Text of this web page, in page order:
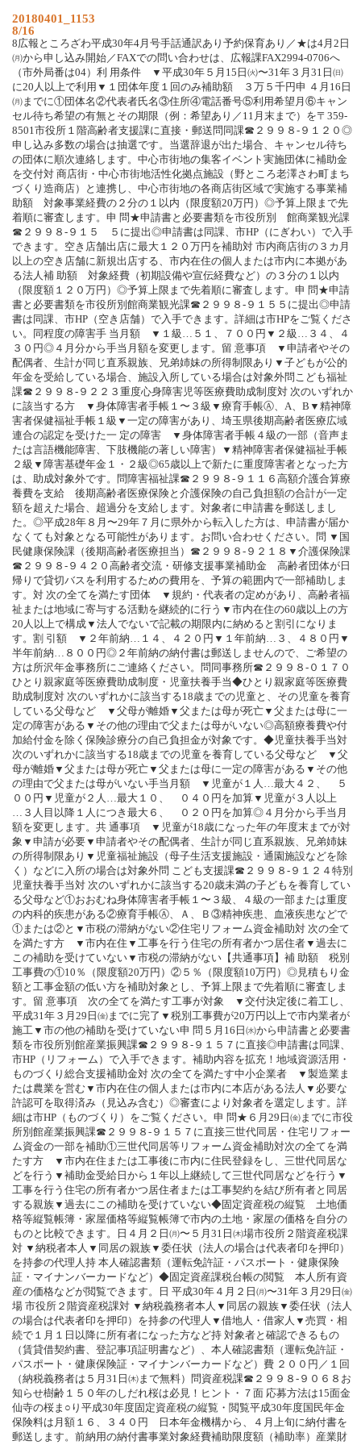
20180401_1153
8/16
8広報ところざわ平成30年4月号手話通訳あり予約保育あり／★は4月2日
㈪から申し込み開始／FAXでの問い合わせは、広報課FAX2994-0706へ
（市外局番は04）利 用条件 ▼平成30年５月15日㈫〜31年３月31日㈰
に20人以上で利用▼１団体年度１回のみ補助額 ３万５千円申 ４月16日
㈪までに①団体名②代表者氏名③住所④電話番号⑤利用希望月⑥キャン
セル待ち希望の有無とその期限（例：希望あり／11月末まで）を〒359-
8501市役所１階高齢者支援課に直接・郵送問同課☎２９９８‐９１２０◎
申し込み多数の場合は抽選です。当選辞退が出た場合、キャンセル待ち
の団体に順次連絡します。中心市街地の集客イベント実施団体に補助金
を交付対 商店街・中心市街地活性化拠点施設（野ところ老澤さわ町まち
づくり造商店）と連携し、中心市街地の各商店街区域で実施する事業補
助額 対象事業経費の２分の１以内（限度額20万円）◎予算上限まで先
着順に審査します。申 問★申請書と必要書類を市役所別 館商業観光課
☎２９９８‐９１５ ５に提出◎申請書は同課、市HP（にぎわい）で入手
できます。空き店舗出店に最大１２０万円を補助対 市内商店街の３カ月
以上の空き店舗に新規出店する、市内在住の個人または市内に本拠があ
る法人補 助額 対象経費（初期設備や宣伝経費など）の３分の１以内
（限度額１２０万円）◎予算上限まで先着順に審査します。申 問★申請
書と必要書類を市役所別館商業観光課☎２９９８‐９１５５に提出◎申請
書は同課、市HP（空き店舗）で入手できます。詳細は市HPをご覧くださ
い。同程度の障害手 当月額 ▼１級…５１、７００円▼２級…３４、４
３０円◎４月分から手当月額を変更します。留 意事項 ▼申請者やその
配偶者、生計が同じ直系親族、兄弟姉妹の所得制限あり▼子どもが公的
年金を受給している場合、施設入所している場合は対象外問こども福祉
課☎２９９８‐９２２３重度心身障害児等医療費助成制度対 次のいずれか
に該当する方 ▼身体障害者手帳１〜３級▼療育手帳Ⓐ、A、B▼精神障
害者保健福祉手帳１級▼一定の障害があり、埼玉県後期高齢者医療広域
連合の認定を受けた一 定の障害 ▼身体障害者手帳４級の一部（音声ま
たは言語機能障害、下肢機能の著しい障害）▼精神障害者保健福祉手帳
２級▼障害基礎年金１・２級◎65歳以上で新たに重度障害者となった方
は、助成対象外です。問障害福祉課☎２９９８‐９１１６高額介護合算療
養費を支給 後期高齢者医療保険と介護保険の自己負担額の合計が一定
額を超えた場合、超過分を支給します。対象者に申請書を郵送しまし
た。◎平成28年８月〜29年７月に県外から転入した方は、申請書が届か
なくても対象となる可能性があります。お問い合わせください。問 ▼国
民健康保険課（後期高齢者医療担当）☎２９９８‐９２１８▼介護保険課
☎２９９８‐９４２０高齢者交流・研修支援事業補助金 高齢者団体が日
帰りで貸切バスを利用するための費用を、予算の範囲内で一部補助しま
す。対 次の全てを満たす団体 ▼規約・代表者の定めがあり、高齢者福
祉または地域に寄与する活動を継続的に行う▼市内在住の60歳以上の方
20人以上で構成▼法人でないで記載の期限内に納めると割引になりま
す。割 引額 ▼２年前納…１４、４２０円▼１年前納…３、４８０円▼
半年前納…８００円◎２年前納の納付書は郵送しませんので、ご希望の
方は所沢年金事務所にご連絡ください。問同事務所☎２９９８‐０１７０
ひとり親家庭等医療費助成制度・児童扶養手当◆ひとり親家庭等医療費
助成制度対 次のいずれかに該当する18歳までの児童と、その児童を養育
している父母など ▼父母が離婚▼父または母が死亡▼父または母に一
定の障害がある▼その他の理由で父または母がいない◎高額療養費や付
加給付金を除く保険診療分の自己負担金が対象です。◆児童扶養手当対
次のいずれかに該当する18歳までの児童を養育している父母など ▼父
母が離婚▼父または母が死亡▼父または母に一定の障害がある▼その他
の理由で父または母がいない手当月額 ▼児童が１人…最大４２、 ５
００円▼児童が２人…最大１０、 ０４０円を加算▼児童が３人以上
…３人目以降１人につき最大６、 ０２０円を加算◎４月分から手当月
額を変更します。共 通事項 ▼児童が18歳になった年の年度末までが対
象▼申請が必要▼申請者やその配偶者、生計が同じ直系親族、兄弟姉妹
の所得制限あり▼児童福祉施設（母子生活支援施設・通園施設などを除
く）などに入所の場合は対象外問 こども支援課☎２９９８‐９１２４特別
児童扶養手当対 次のいずれかに該当する20歳未満の子どもを養育してい
る父母など①おおむね身体障害者手帳１〜３級、４級の一部または重度
の内科的疾患がある②療育手帳Ⓐ、Ａ、Ｂ③精神疾患、血液疾患などで
①または②と▼市税の滞納がない②住宅リフォーム資金補助対 次の全て
を満たす方 ▼市内在住▼工事を行う住宅の所有者かつ居住者▼過去に
この補助を受けていない▼市税の滞納がない【共通事項】補 助額 税別
工事費の①10％（限度額20万円）②５％（限度額10万円）◎見積もり金
額と工事金額の低い方を補助対象とし、予算上限まで先着順に審査しま
す。留 意事項 次の全てを満たす工事が対象 ▼交付決定後に着工し、
平成31年３月29日㈮までに完了▼税別工事費が20万円以上で市内業者が
施工▼市の他の補助を受けていない申 問５月16日㈬から申請書と必要書
類を市役所別館産業振興課☎２９９８‐９１５７に直接◎申請書は同課、
市HP（リフォーム）で入手できます。補助内容を拡充！地域資源活用・
ものづくり総合支援補助金対 次の全てを満たす中小企業者 ▼製造業ま
たは農業を営む▼市内在住の個人または市内に本店がある法人▼必要な
許認可を取得済み（見込み含む）◎審査により対象者を選定します。詳
細は市HP（ものづくり）をご覧ください。申 問★６月29日㈮までに市役
所別館産業振興課☎２９９８‐９１５７に直接三世代同居・住宅リフォー
ム資金の一部を補助①三世代同居等リフォーム資金補助対次の全てを満
たす方 ▼市内在住または工事後に市内に住民登録をし、三世代同居な
どを行う▼補助金受給日から１年以上継続して三世代同居などを行う▼
工事を行う住宅の所有者かつ居住者または工事契約を結び所有者と同居
する親族▼過去にこの補助を受けていない◆固定資産税の縦覧 土地価
格等縦覧帳簿・家屋価格等縦覧帳簿で市内の土地・家屋の価格を自分の
ものと比較できます。日４月２日㈪〜５月31日㈭場市役所２階資産税課
対 ▼納税者本人▼同居の親族▼委任状（法人の場合は代表者印を押印）
を持参の代理人持 本人確認書類（運転免許証・パスポート・健康保険
証・マイナンバーカードなど）◆固定資産課税台帳の閲覧 本人所有資
産の価格などが閲覧できます。日 平成30年４月２日㈪〜31年３月29日㈮
場 市役所２階資産税課対 ▼納税義務者本人▼同居の親族▼委任状（法人
の場合は代表者印を押印）を持参の代理人▼借地人・借家人▼売買・相
続で１月１日以降に所有者になった方など持 対象者と確認できるもの
（賃貸借契約書、登記事項証明書など）、本人確認書類（運転免許証・
パスポート・健康保険証・マイナンバーカードなど）費 ２００円／１回
（納税義務者は５月31日㈭まで無料）問資産税課☎２９９８‐９０６８お
知らせ樹齢１５０年のしだれ桜は必見！ヒント・７面 応募方法は15面金
仙寺の桜ま○り平成30年度固定資産税の縦覧・閲覧平成30年度国民年金
保険料は月額１６、３４０円 日本年金機構から、４月上旬に納付書を
郵送します。前納用の納付書事業対象経費補助限度額（補助率）産業財